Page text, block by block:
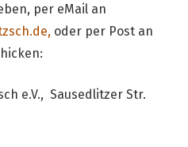
per eMail an
oder per Post an
e.V., Sausedlitzer Str.